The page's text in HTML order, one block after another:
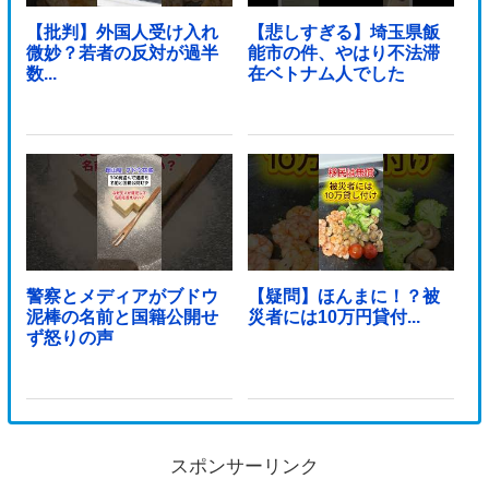
【批判】外国人受け入れ
微妙？若者の反対が過半
数...
【悲しすぎる】埼玉県飯
能市の件、やはり不法滞
在ベトナム人でした
警察とメディアがブドウ
泥棒の名前と国籍公開せ
ず怒りの声
【疑問】ほんまに！？被
災者には10万円貸付...
スポンサーリンク